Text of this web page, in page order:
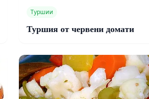
Туршии
Туршия от червени домати